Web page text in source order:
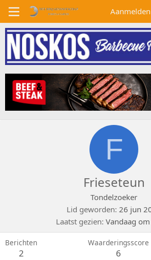
Aanmelden
F
Frieseteun
Tondelzoeker
Lid geworden 26 jun
Laatst gezien Vandaag
Berichten
2
Waarderingsscore
6